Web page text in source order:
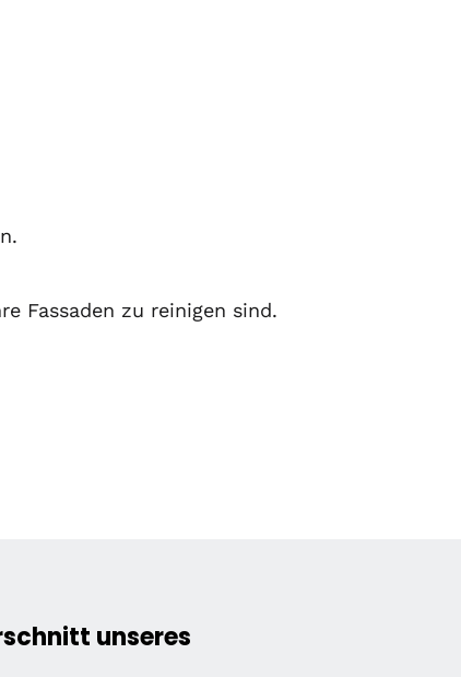
Fassaden zu reinigen sind.
unseres